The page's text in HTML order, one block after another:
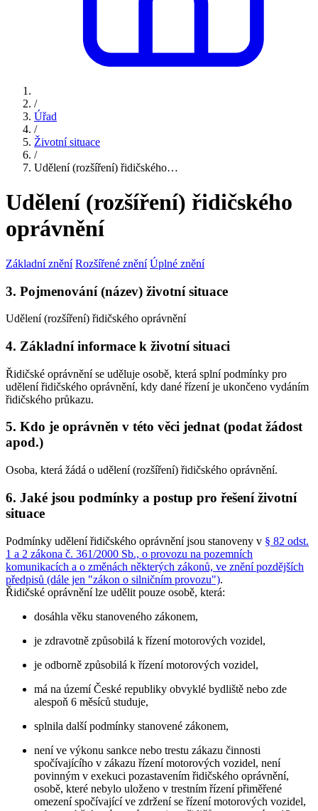
/
Úřad
/
Životní situace
/
Udělení (rozšíření) řidičského…
Udělení (rozšíření) řidičského
oprávnění
Základní znění Rozšířené znění Úplné znění
3. Pojmenování (název) životní situace
Udělení (rozšíření) řidičského oprávnění
4. Základní informace k životní situaci
Řidičské oprávnění se uděluje osobě, která splní podmínky pro
udělení řidičského oprávnění, kdy dané řízení je ukončeno vydáním
řidičského průkazu.
5. Kdo je oprávněn v této věci jednat (podat žádost
apod.)
Osoba, která žádá o udělení (rozšíření) řidičského oprávnění.
6. Jaké jsou podmínky a postup pro řešení životní
situace
Podmínky udělení řidičského oprávnění jsou stanoveny v § 82 odst.
1 a 2 zákona č. 361/2000 Sb., o provozu na pozemních
komunikacích a o změnách některých zákonů, ve znění pozdějších
předpisů (dále jen "zákon o silničním provozu").
Řidičské oprávnění lze udělit pouze osobě, která:
dosáhla věku stanoveného zákonem,
je zdravotně způsobilá k řízení motorových vozidel,
je odborně způsobilá k řízení motorových vozidel,
má na území České republiky obvyklé bydliště nebo zde
alespoň 6 měsíců studuje,
splnila další podmínky stanovené zákonem,
není ve výkonu sankce nebo trestu zákazu činnosti
spočívajícího v zákazu řízení motorových vozidel, není
povinným v exekuci pozastavením řidičského oprávnění,
osobě, které nebylo uloženo v trestním řízení přiměřené
omezení spočívající ve zdržení se řízení motorových vozidel,